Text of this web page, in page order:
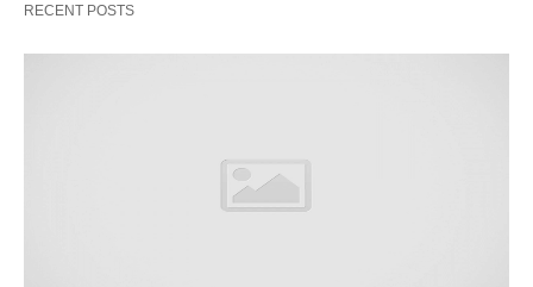
RECENT POSTS